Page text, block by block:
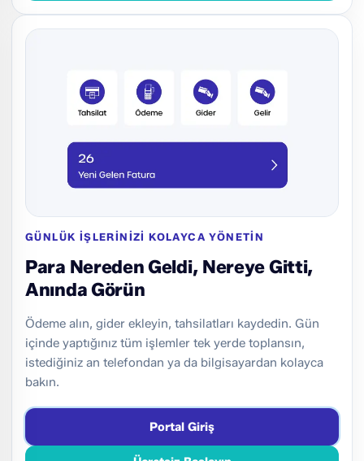
GÜNLÜK İŞLERİNİZİ KOLAYCA YÖNETİN
Para Nereden Geldi, Nereye Gitti,
Anında Görün
Ödeme alın, gider ekleyin, tahsilatları kaydedin. Gün
içinde yaptığınız tüm işlemler tek yerde toplansın,
istediğiniz an telefondan ya da bilgisayardan kolayca
bakın.
Portal Giriş